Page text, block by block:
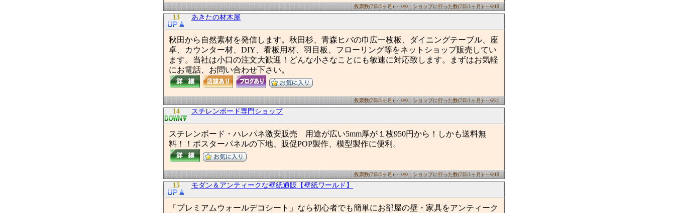
投票数(7日/1ヶ月)･･･0/0 ショップに行った数(7日/1ヶ月)･･･6/19
13 あきたの材木屋
秋田から自然素材を発信します。秋田杉、青森ヒバの巾広一枚板、ダイニングテーブル、座
卓、カウンター材、DIY、看板用材、羽目板、フローリング等をネットショップ販売してい
ます。当社は小口の注文大歓迎！どんな小さなことにも敏速に対応致します。まずはお気軽
にお電話、お問い合わせ下さい。
投票数(7日/1ヶ月)･･･0/0 ショップに行った数(7日/1ヶ月)･･･6/21
14 スチレンボード専門ショップ
スチレンボード・ハレパネ激安販売 用途が広い5mm厚が１枚950円から！しかも送料無
料！！ポスターパネルの下地、販促POP製作、模型製作に便利。
投票数(7日/1ヶ月)･･･0/0 ショップに行った数(7日/1ヶ月)･･･6/19
15 モダン＆アンティークな壁紙通販【壁紙ワールド】
「プレミアムウォールデコシート」なら初心者でも簡単にお部屋の壁・家具をアンティーク